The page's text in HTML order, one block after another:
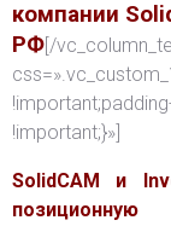
компании
РФ[/
!important;}»]
SolidCAM и